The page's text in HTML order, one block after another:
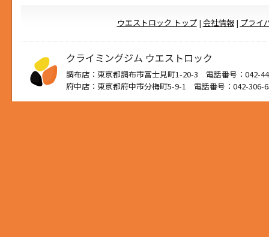
ウエストロック トップ| 会社情報| プライ
クライミングジム ウエストロック
調布店：東京都調布市富士見町1-20-3 電話番号：042-
府中店：東京都府中市分梅町5-9-1 電話番号：042-306-